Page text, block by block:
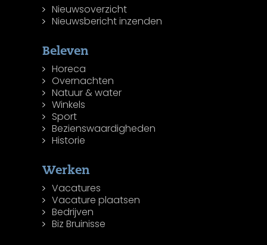
Nieuwsoverzicht
Nieuwsbericht inzenden
Beleven
Horeca
Overnachten
Natuur & water
Winkels
Sport
Bezienswaardigheden
Historie
Werken
Vacatures
Vacature plaatsen
Bedrijven
Biz Bruinisse